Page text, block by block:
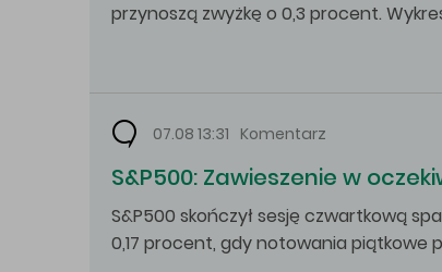
przynoszą zwyżkę o 0,3 procent.
07.08 13:31 Komentarz
S&P500: Zawieszenie w
S&P500 skończył sesję czwartkową
0,17 procent, gdy notowania piątkowe